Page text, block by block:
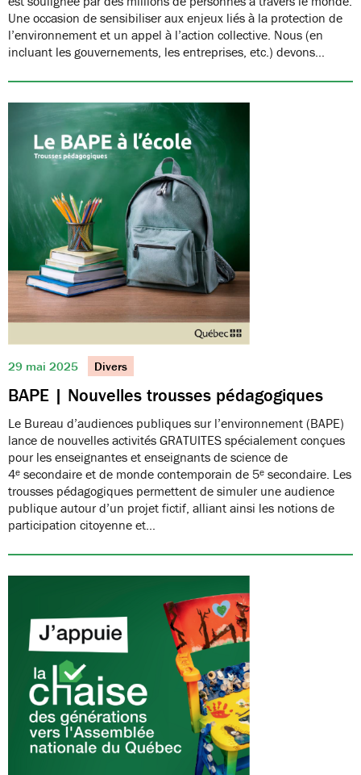
Une occasion de sensibiliser aux enjeux liés à la protection de
l’environnement et un appel à l’action collective. Nous (en
incluant les gouvernements, les entreprises, etc.) devons…
29 mai 2025 Divers
BAPE | Nouvelles trousses pédagogiques
Le Bureau d’audiences publiques sur l’environnement (BAPE)
lance de nouvelles activités GRATUITES spécialement conçues
pour les enseignantes et enseignants de science de
4ᵉ secondaire et de monde contemporain de 5ᵉ secondaire. Les
trousses pédagogiques permettent de simuler une audience
publique autour d’un projet fictif, alliant ainsi les notions de
participation citoyenne et…